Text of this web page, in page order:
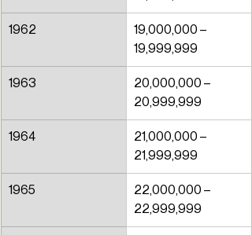
1962
19,000,000 –
19,999,999
1963
20,000,000 –
20,999,999
1964
21,000,000 –
21,999,999
1965
22,000,000 –
22,999,999